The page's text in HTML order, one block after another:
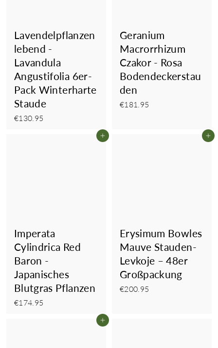
Lavendelpflanzen
lebend -
Lavandula
Angustifolia 6er-
Pack Winterharte
Staude
€130.95
Geranium
Macrorrhizum
Czakor - Rosa
Bodendeckerstau
den
€181.95
In den Einkaufswagen legen
Imperata
Cylindrica Red
Baron -
Japanisches
Blutgras Pflanzen
€174.95
In
Erysimum Bowles
Mauve Stauden-
Levkoje – 48er
Großpackung
€200.95
In den Einkaufswagen legen